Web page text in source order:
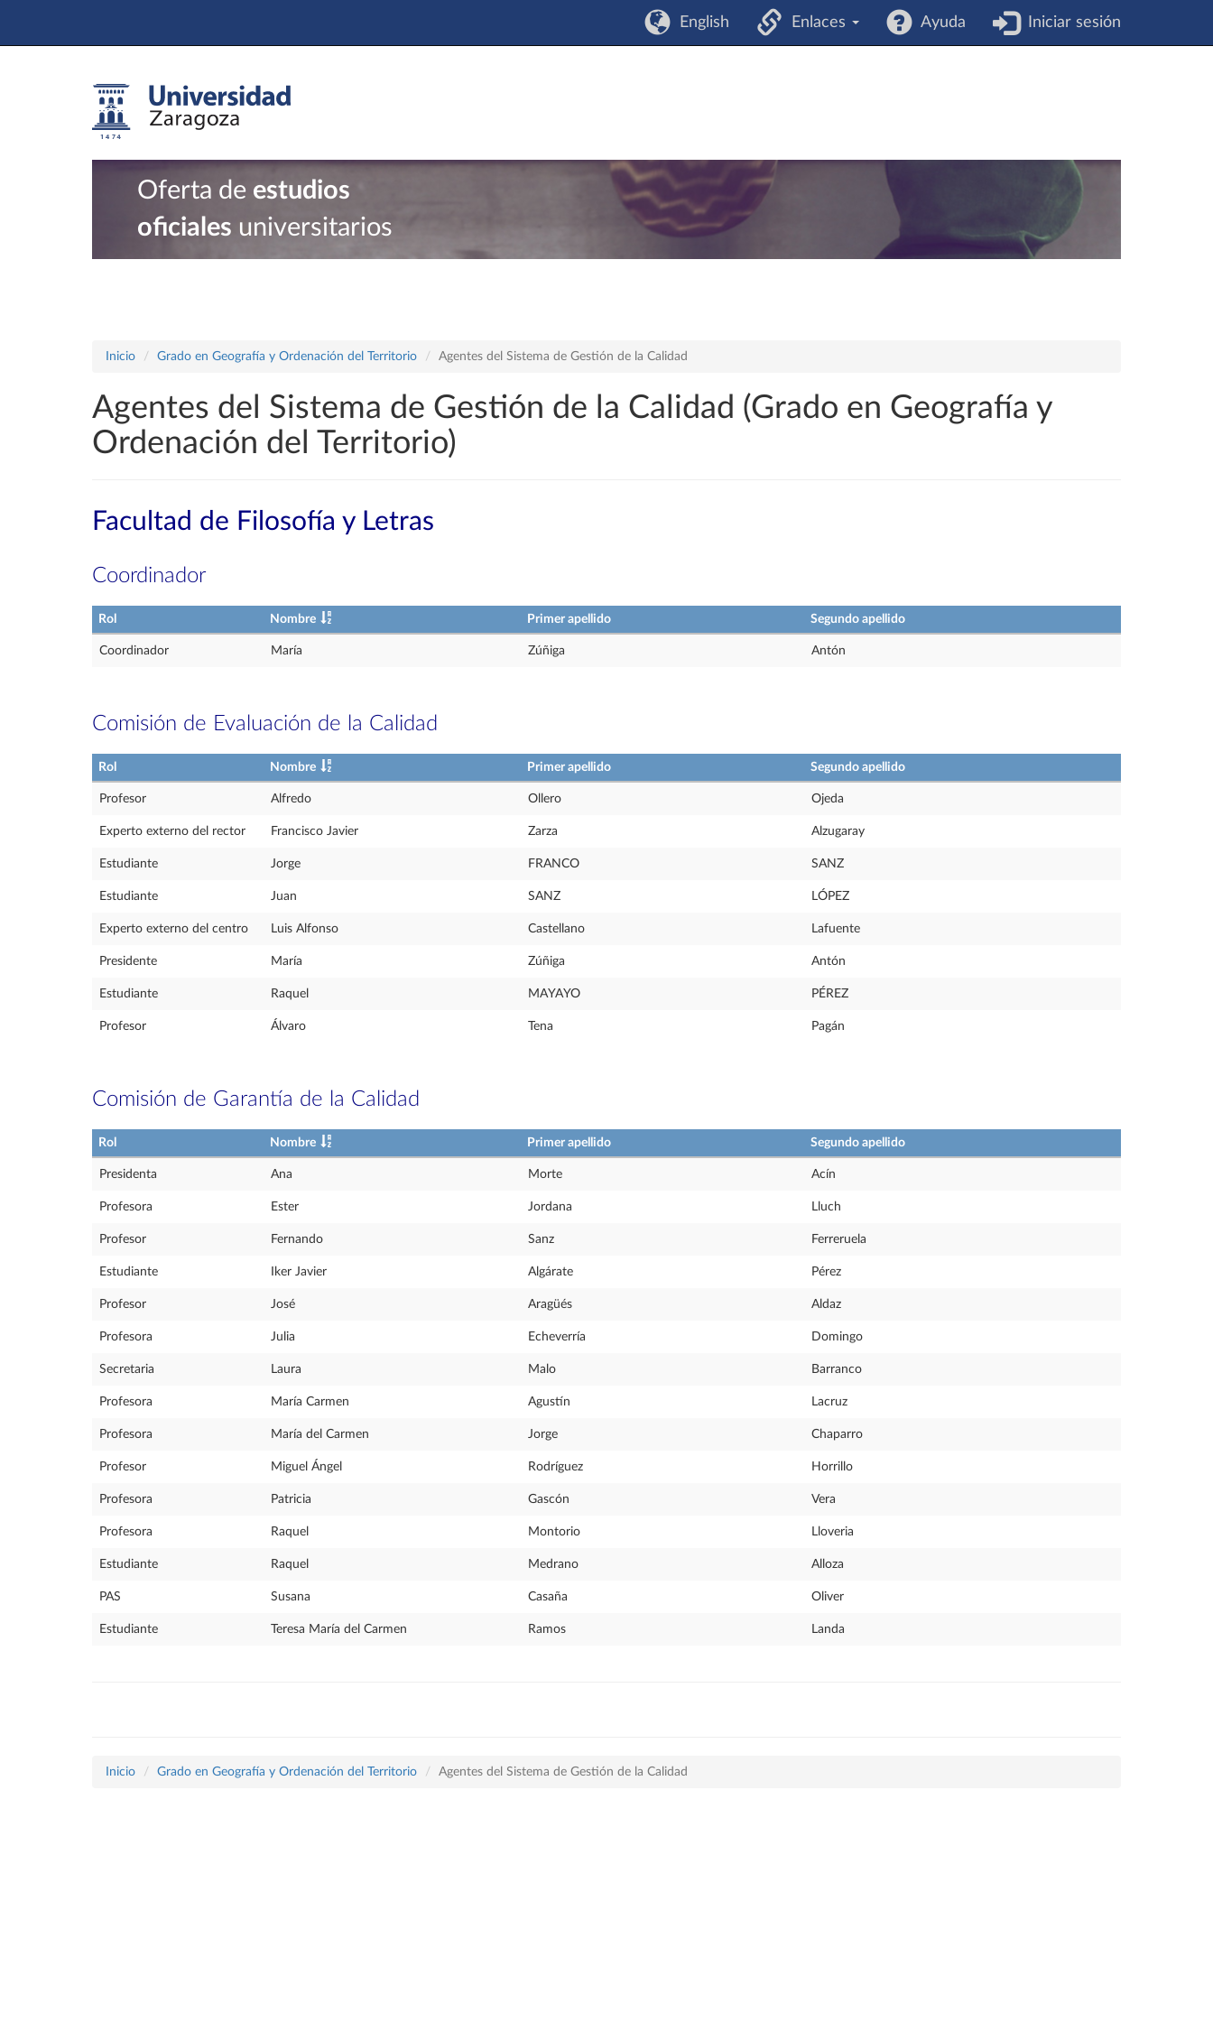
English Enlaces Ayuda Iniciar sesión
Oferta de estudios
oficiales universitarios
Inicio Grado en Geografía y Ordenación del Territorio Agentes del Sistema de Gestión de la Calidad
Agentes del Sistema de Gestión de la Calidad (Grado en Geografía y
Ordenación del Territorio)
Facultad de Filosofía y Letras
Coordinador
Rol Nombre Primer apellido Segundo apellido
Coordinador María Zúñiga Antón
Comisión de Evaluación de la Calidad
Rol Nombre Primer apellido Segundo apellido
Profesor Alfredo Ollero Ojeda
Experto externo del rector Francisco Javier Zarza Alzugaray
Estudiante Jorge FRANCO SANZ
Estudiante Juan SANZ LÓPEZ
Experto externo del centro Luis Alfonso Castellano Lafuente
Presidente María Zúñiga Antón
Estudiante Raquel MAYAYO PÉREZ
Profesor Álvaro Tena Pagán
Comisión de Garantía de la Calidad
Rol Nombre Primer apellido Segundo apellido
Presidenta Ana Morte Acín
Profesora Ester Jordana Lluch
Profesor Fernando Sanz Ferreruela
Estudiante Iker Javier Algárate Pérez
Profesor José Aragüés Aldaz
Profesora Julia Echeverría Domingo
Secretaria Laura Malo Barranco
Profesora María Carmen Agustín Lacruz
Profesora María del Carmen Jorge Chaparro
Profesor Miguel Ángel Rodríguez Horrillo
Profesora Patricia Gascón Vera
Profesora Raquel Montorio Lloveria
Estudiante Raquel Medrano Alloza
PAS Susana Casaña Oliver
Estudiante Teresa María del Carmen Ramos Landa
Inicio Grado en Geografía y Ordenación del Territorio Agentes del Sistema de Gestión de la Calidad